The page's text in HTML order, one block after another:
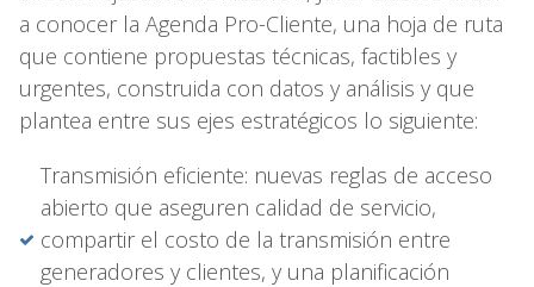
a conocer la Agenda Pro-Cliente, una hoja de ruta
que contiene propuestas técnicas, factibles y
urgentes, construida con datos y análisis y que
plantea entre sus ejes estratégicos lo siguiente:
Transmisión eficiente: nuevas reglas de acceso
abierto que aseguren calidad de servicio,
compartir el costo de la transmisión entre
generadores y clientes, y una planificación